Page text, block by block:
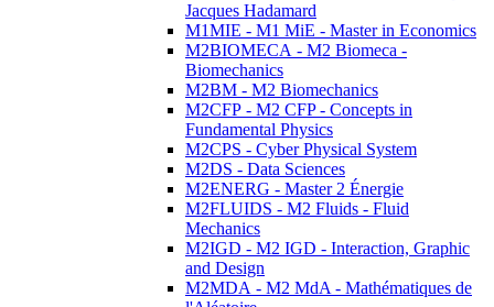
Jacques Hadamard
M1MIE - M1 MiE - Master in Economics
M2BIOMECA - M2 Biomeca -
Biomechanics
M2BM - M2 Biomechanics
M2CFP - M2 CFP - Concepts in
Fundamental Physics
M2CPS - Cyber Physical System
M2DS - Data Sciences
M2ENERG - Master 2 Énergie
M2FLUIDS - M2 Fluids - Fluid
Mechanics
M2IGD - M2 IGD - Interaction, Graphic
and Design
M2MDA - M2 MdA - Mathématiques de